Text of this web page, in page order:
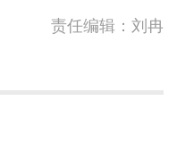
责任编辑：刘冉